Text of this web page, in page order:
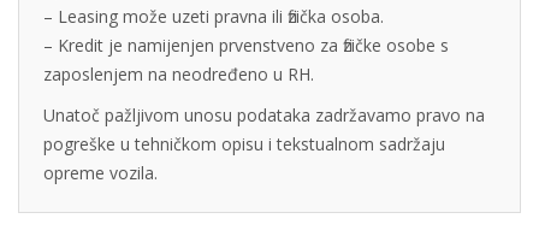
– Leasing može uzeti pravna ili fizička osoba.
– Kredit je namijenjen prvenstveno za fizičke osobe s
zaposlenjem na neodređeno u RH.
Unatoč pažljivom unosu podataka zadržavamo pravo na
pogreške u tehničkom opisu i tekstualnom sadržaju
opreme vozila.